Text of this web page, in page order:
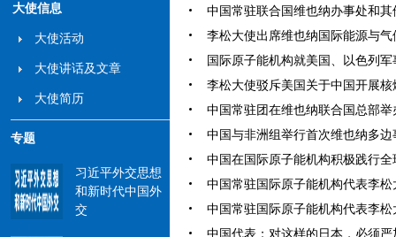
大使信息
大使活动
大使讲话及文章
大使简历
专题
习近平外交思想
和新时代中国外
交
中国常驻联合国维也纳办事处和
李松大使出席维也纳国际能源与
国际原子能机构就美国、以色列
李松大使驳斥美国关于中国开展
中国常驻团在维也纳联合国总部
中国与非洲组举行首次维也纳多
中国在国际原子能机构积极践行
中国常驻国际原子能机构代表李
中国常驻国际原子能机构代表李
中国代表：对这样的日本，必须